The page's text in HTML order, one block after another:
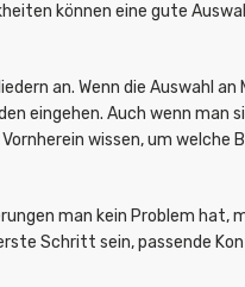
können eine gute
an. Wenn die Auswahl an
eingehen. Auch wenn man
wissen, um welche
man kein Problem hat,
Schritt sein, passende